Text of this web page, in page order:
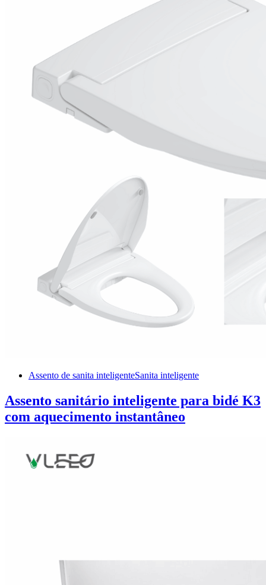
Assento de sanita inteligenteSanita inteligente
Assento sanitário inteligente para bidé K3
com aquecimento instantâneo